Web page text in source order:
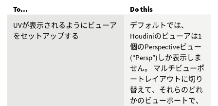
To...
Do this
UVが表示されるようにビューア
をセットアップする
デフォルトでは、
Houdiniのビューアは1
個のPerspectiveビュー
(“Persp”)しか表示しま
せん。 マルチビューポ
ートレイアウトに切り
替えて、それらのどれ
かのビューポートで、